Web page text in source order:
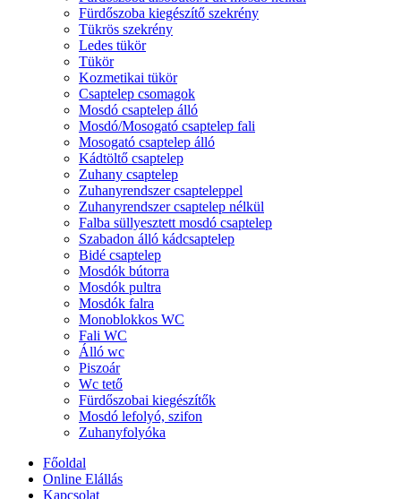
Fürdőszoba kiegészítő szekrény
Tükrös szekrény
Ledes tükör
Tükör
Kozmetikai tükör
Csaptelep csomagok
Mosdó csaptelep álló
Mosdó/Mosogató csaptelep fali
Mosogató csaptelep álló
Kádtöltő csaptelep
Zuhany csaptelep
Zuhanyrendszer csapteleppel
Zuhanyrendszer csaptelep nélkül
Falba süllyesztett mosdó csaptelep
Szabadon álló kádcsaptelep
Bidé csaptelep
Mosdók bútorra
Mosdók pultra
Mosdók falra
Monoblokkos WC
Fali WC
Álló wc
Piszoár
Wc tető
Fürdőszobai kiegészítők
Mosdó lefolyó, szifon
Zuhanyfolyóka
Főoldal
Online Elállás
Kapcsolat